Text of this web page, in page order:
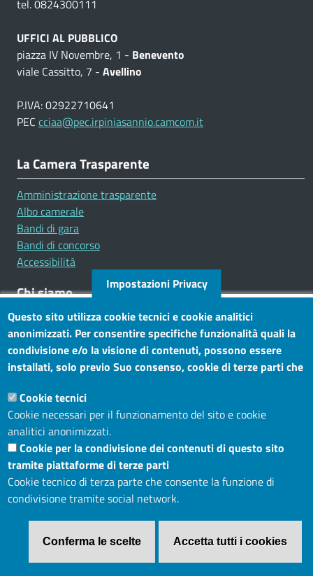
tel. 0824300111
UFFICI AL PUBBLICO
piazza IV Novembre, 1 - Benevento
viale Cassitto, 7 - Avellino
P.IVA: 02922710641
PEC cciaa@pec.irpiniasannio.camcom.it
La Camera Trasparente
Amministrazione trasparente
Albo camerale
Bandi di gara
Bandi di concorso
Accessibilità
Chi siamo
Mission
Statuto e carta dei servizi
Social
Sito web
Accesso riservato
Mappa del sito
Impostazioni Privacy
Questo sito utilizza cookie tecnici e cookie analitici
anonimizzati. Per consentire specifiche funzionalità quali la
condivisione e/o la visione di contenuti, possono essere
installati, solo previo Suo consenso, cookie di terze parti che
questo banner, può accettare tutti i cookies, selezionare le
categorie di cookie di cui consente l’utilizzo e/o modificare le
Sue preferenze. Per vedere la Cookie Policy completa, clicchi
Maggiori informazioni
Cookie tecnici
Cookie necessari per il funzionamento del sito e cookie
analitici anonimizzati.
Cookie per la condivisione dei contenuti di questo sito
tramite piattaforme di terze parti
Cookie tecnico di terza parte che consente la funzione di
condivisione tramite social network.
Conferma le scelte Accetta tutti i cookies